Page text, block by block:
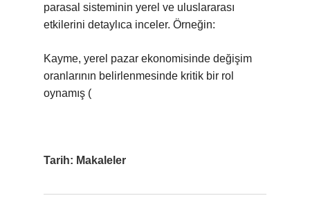
parasal sisteminin yerel ve uluslararası
etkilerini detaylıca inceler. Örneğin:
Kayme, yerel pazar ekonomisinde değişim
oranlarının belirlenmesinde kritik bir rol
oynamış (
Tarih: Makaleler